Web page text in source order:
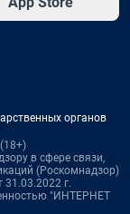
органов
в сфере связи,
(Роскомнадзор)
г.
"ИНТЕРНЕТ